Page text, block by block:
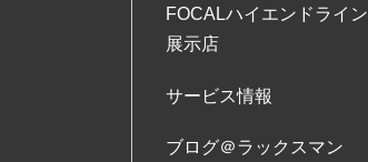
FOCALハイエンドライン
展示店
サービス情報
ブログ＠ラックスマン